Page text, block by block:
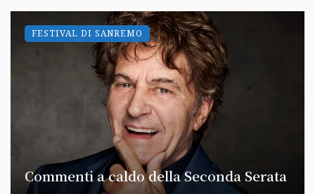
Commenti a caldo della Seconda Serata
FESTIVAL DI SANREMO